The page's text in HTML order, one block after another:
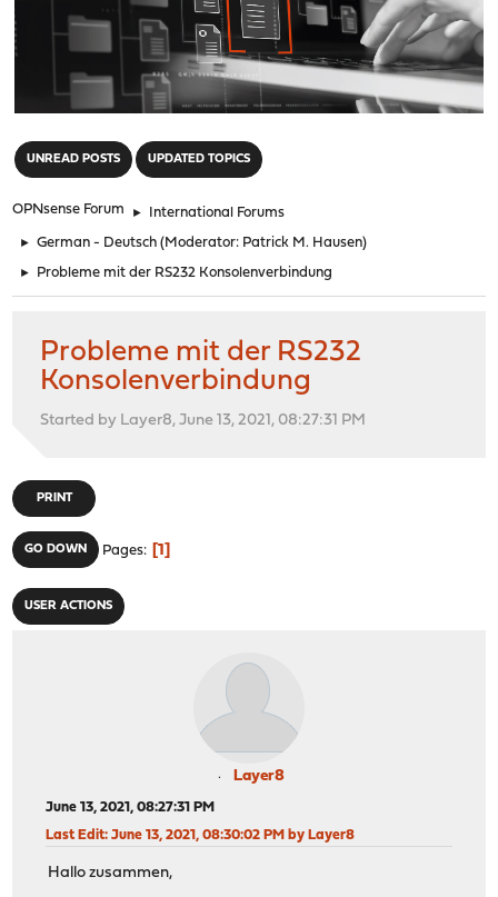
UNREAD POSTS UPDATED TOPICS
OPNsense Forum ► International Forums
► German - Deutsch (Moderator: Patrick M. Hausen)
► Probleme mit der RS232 Konsolenverbindung
Probleme mit der RS232
Konsolenverbindung
Started by Layer8, June 13, 2021, 08:27:31 PM
PRINT
GO DOWN Pages 1
USER ACTIONS
Layer8
June 13, 2021, 08:27:31 PM
Last Edit: June 13, 2021, 08:30:02 PM by Layer8
Hallo zusammen,